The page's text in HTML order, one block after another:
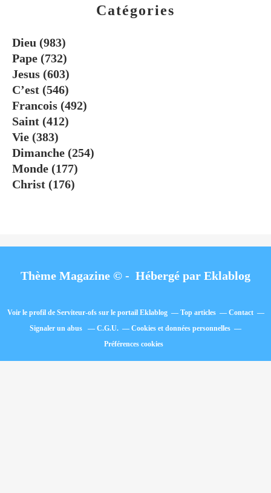
Catégories
Dieu (983)
Pape (732)
Jesus (603)
C’est (546)
Francois (492)
Saint (412)
Vie (383)
Dimanche (254)
Monde (177)
Christ (176)
Thème Magazine © - Hébergé par Eklablog
Voir le profil de Serviteur-ofssur le portail Eklablog Top articles
Contact
Signaler un abus
C.G.U.
Cookies et données personnelles
Préférences cookies